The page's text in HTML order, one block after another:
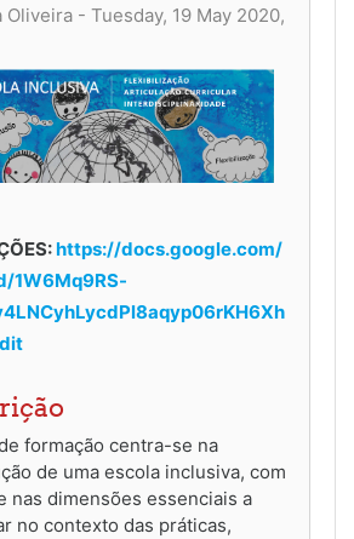
Oliveira - Tuesday, 19 May 2020,
https://docs.google.com/
1W6Mq9RS-
formação centra-se na
de uma escola inclusiva, com
nas dimensões essenciais a
no contexto das práticas,